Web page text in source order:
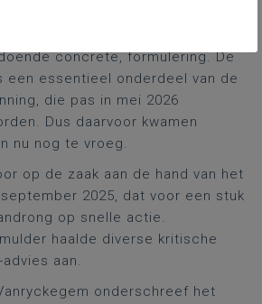
concrete, formulering. De
een essentieel onderdeel van de
die pas in mei 2026
Dus daarvoor kwamen
nu nog te vroeg.
op de zaak aan de hand van het
2025, dat voor een stuk
op snelle actie.
haalde diverse kritische
aan.
onderschreef het